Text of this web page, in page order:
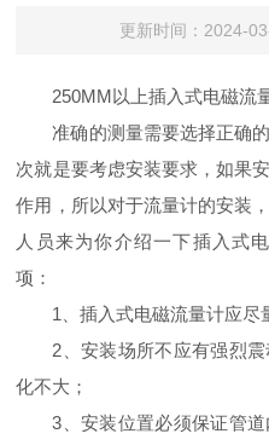
更新时间：2024-
250MM以上插入式电磁流
准确的测量需要选择正确
次就是要考虑安装要求，如果
作用，所以对于流量计的安装
人员来为你介绍一下插入式
项：
1、插入式电磁流量计应
2、安装场所不应有强烈
化不大；
3、安装位置必须保证管